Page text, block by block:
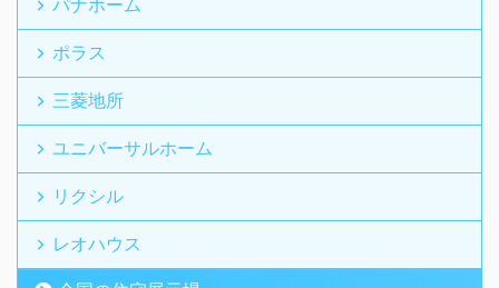
ポラス
三菱地所
ユニバーサルホーム
リクシル
レオハウス